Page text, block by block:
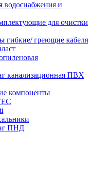
водоснабжения и
для очистки
греющие кабеля
канализационная ПВХ
компоненты
ПНД